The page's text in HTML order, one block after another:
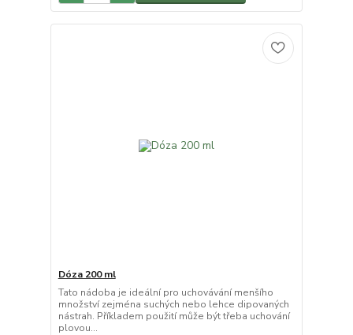
Dóza 200 ml
Tato nádoba je ideální pro uchovávání menšího
množství zejména suchých nebo lehce dipovaných
nástrah. Příkladem použití může být třeba uchování
plovou...